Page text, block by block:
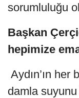
sorumluluğu
Başkan
hepimize
Aydın’ın her
damla